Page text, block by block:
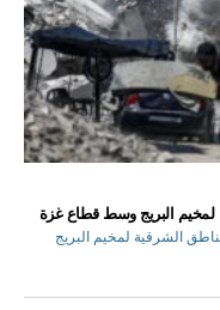
البريج وسط قطاع غزة
الشرقية لمخيم البريج